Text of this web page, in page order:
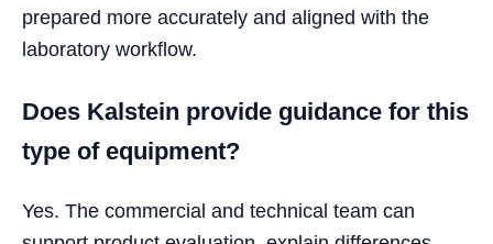
prepared more accurately and aligned with the
laboratory workflow.
Does Kalstein provide guidance for this
type of equipment?
Yes. The commercial and technical team can